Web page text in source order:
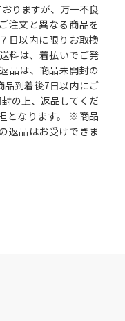
りますが、万一不良
注文と異なる商品を
日以内に限りお取換
料は、着払いでご発
品は、商品未開封の
品到着後7日以内にご
の上、返品してくだ
となります。 ※商品
返品はお受けできま